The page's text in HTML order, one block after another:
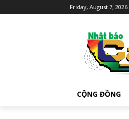
Friday, August 7, 2026
CỘNG ĐỒNG